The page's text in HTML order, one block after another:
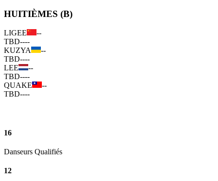
HUITIÈMES (B)
LIGEE
--
TBD----
KUZYA
--
TBD----
LEE
--
TBD----
QUAKE
--
TBD----
16
Danseurs Qualifiés
12